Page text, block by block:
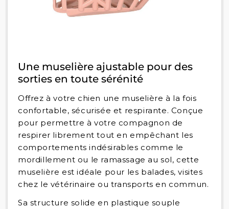
Une muselière ajustable pour des
sorties en toute sérénité
Offrez à votre chien une muselière à la fois
confortable, sécurisée et respirante. Conçue
pour permettre à votre compagnon de
respirer librement tout en empêchant les
comportements indésirables comme le
mordillement ou le ramassage au sol, cette
muselière est idéale pour les balades, visites
chez le vétérinaire ou transports en commun.
Sa structure solide en plastique souple